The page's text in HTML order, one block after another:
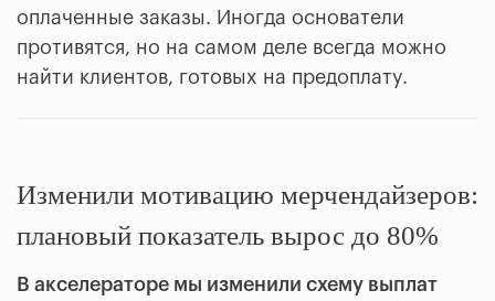
оплаченные заказы. Иногда основатели
противятся, но на самом деле всегда можно
найти клиентов, готовых на предоплату.
Изменили мотивацию мерчендайзеров:
плановый показатель вырос до 80%
В акселераторе мы изменили схему выплат